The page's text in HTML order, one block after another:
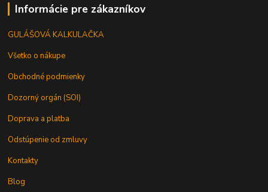
Informácie pre zákazníkov
GULÁŠOVÁ KALKULAČKA
Všetko o nákupe
Obchodné podmienky
Dozorný orgán (SOI)
Doprava a platba
Odstúpenie od zmluvy
Kontakty
Blog